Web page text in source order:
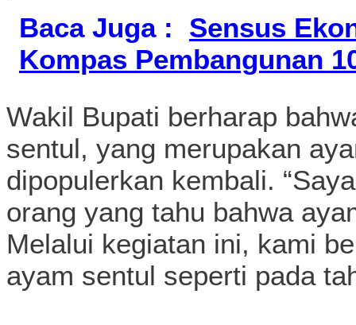
Baca Juga :
Sensus
Kompas Pembangunan
Wakil Bupati berharap
sentul, yang merupakan
dipopulerkan kembali.
orang yang tahu bahwa
Melalui kegiatan ini, kami
ayam sentul seperti pada